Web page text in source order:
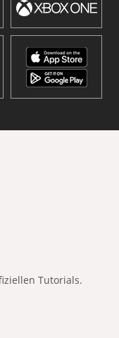
Tutorials.